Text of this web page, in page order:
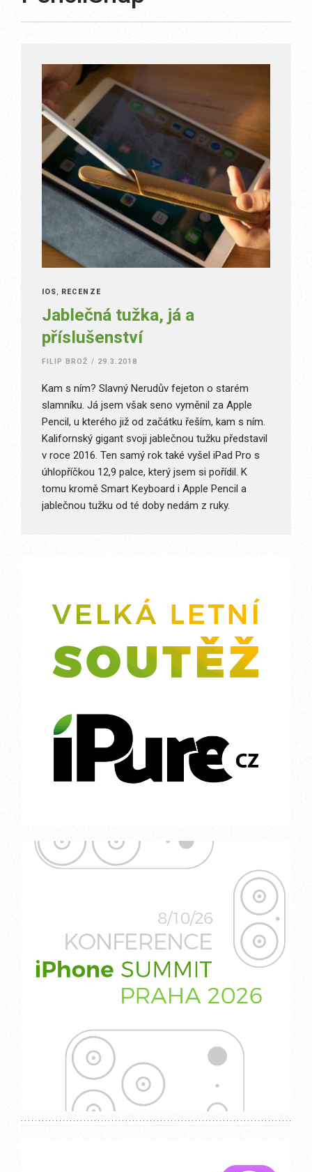
IOS RECENZE
Jablečná tužka, já a
příslušenství
FILIP BROŽ / 29.3.2018
Kam s ním? Slavný Nerudův fejeton o starém
slamníku. Já jsem však seno vyměnil za Apple
Pencil, u kterého již od začátku řeším, kam s ním.
Kalifornský gigant svoji jablečnou tužku představil
v roce 2016. Ten samý rok také vyšel iPad Pro s
úhlopříčkou 12,9 palce, který jsem si pořídil. K
tomu kromě Smart Keyboard i Apple Pencil a
jablečnou tužku od té doby nedám z ruky.